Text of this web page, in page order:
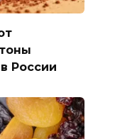
России